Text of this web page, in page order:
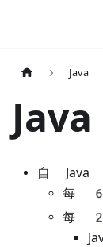
Java
自
每 6
每 2